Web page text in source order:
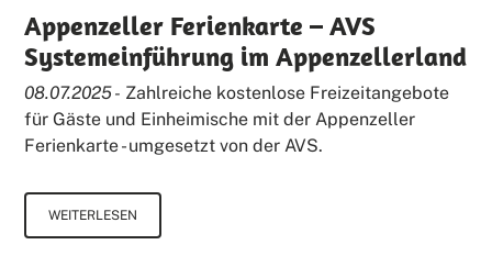
Appenzeller Ferienkarte – AVS
Systemeinführung im Appenzellerland
08.07.2025 - Zahlreiche kostenlose Freizeitangebote
für Gäste und Einheimische mit der Appenzeller
Ferienkarte - umgesetzt von der AVS.
WEITERLESEN